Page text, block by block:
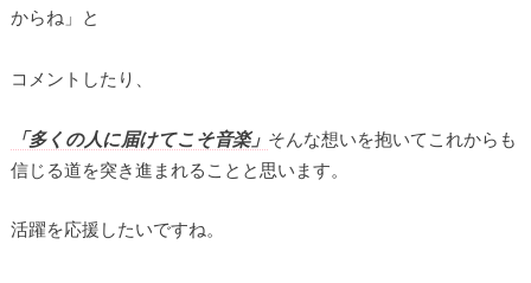
からね」と
コメントしたり、
「多くの人に届けてこそ音楽」 そんな想いを抱いてこれからも
信じる道を突き進まれることと思います。
活躍を応援したいですね。